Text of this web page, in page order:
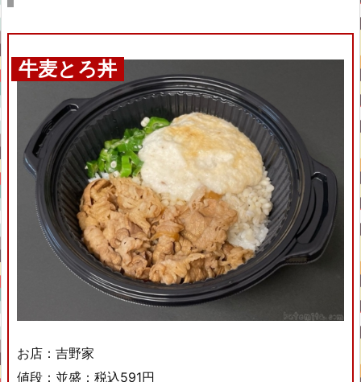
牛麦とろ丼
お店：吉野家
値段：並盛：税込591円